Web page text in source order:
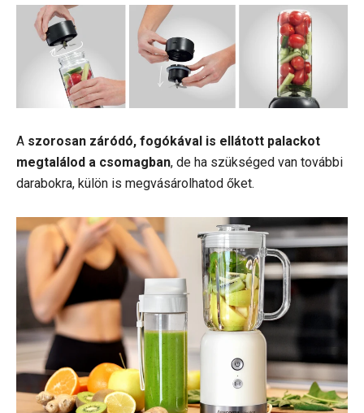
A szorosan záródó, fogókával is ellátott palackot
megtalálod a csomagban, de ha szükséged van további
darabokra, külön is megvásárolhatod őket.